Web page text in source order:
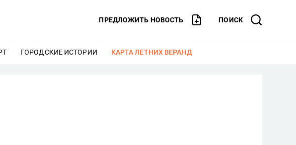
ПРЕДЛОЖИТЬ НОВОСТЬ ПОИСК
ЕЩЕ
ГОРОДСКИЕ ИСТОРИИ ЕЩЕ
КАРТА ЛЕТНИХ ВЕРАНД